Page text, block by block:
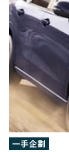
一手企劃